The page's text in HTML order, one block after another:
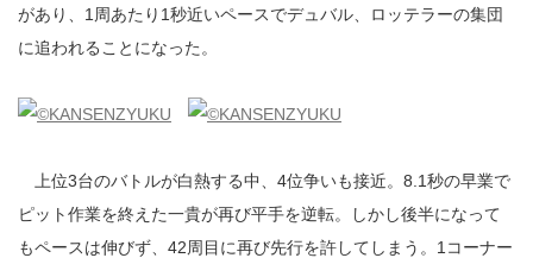
があり、1周あたり1秒近いペースでデュバル、ロッテラーの集団
に追われることになった。
上位3台のバトルが白熱する中、4位争いも接近。8.1秒の早業で
ピット作業を終えた一貴が再び平手を逆転。しかし後半になって
もペースは伸びず、42周目に再び先行を許してしまう。1コーナー